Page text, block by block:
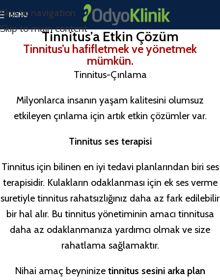
Skip to navigation
Skip to main content
MENU
Tinnitus’a Etkin Çözüm
Tinnitus’u hafifletmek ve yönetmek
mümkün.
Tinnitus-Çınlama
Milyonlarca insanın yaşam kalitesini olumsuz
etkileyen çınlama için artık etkin çözümler var.
Tinnitus ses terapisi
Tinnitus için bilinen en iyi tedavi planlarından biri ses
terapisidir. Kulakların odaklanması için ek ses verme
suretiyle tinnitus rahatsızlığınız daha az fark edilebilir
bir hal alır. Bu tinnitus yönetiminin amacı tinnitusa
daha az odaklanmanıza yardımcı olmak ve size
rahatlama sağlamaktır.
Nihai amaç beyninize tinnitus sesini arka plan